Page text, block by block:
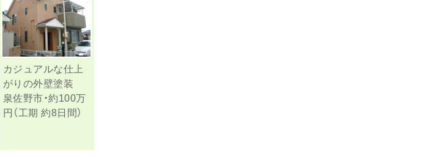
カジュアルな仕上
がりの外壁塗装
泉佐野市・約100万
円（工期 約8日間）